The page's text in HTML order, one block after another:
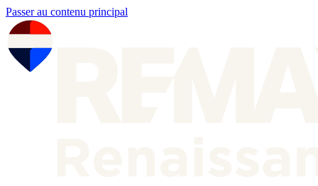
Passer au contenu principal